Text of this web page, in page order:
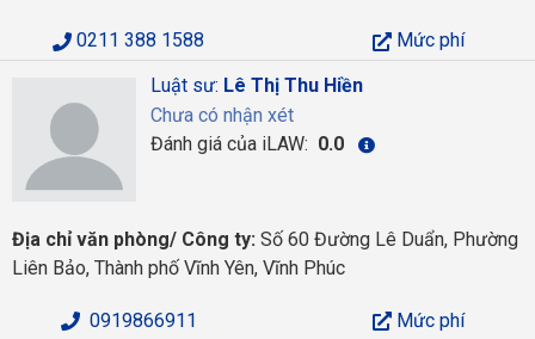
0211 388 1588
Mức phí
Luật sư: Lê Thị Thu Hiền
Chưa có nhận xét
Đánh giá của iLAW: 0.0
Địa chỉ văn phòng/ Công ty: Số 60 Đường Lê Duẩn, Phường
Liên Bảo, Thành phố Vĩnh Yên, Vĩnh Phúc
0919866911
Mức phí